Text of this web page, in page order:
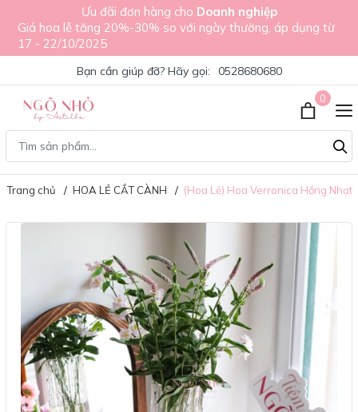
Ưu đãi đơn hàng cho Doanh nghiệp
Giá hoa lễ tăng 20%-30% so với ngày thường, áp dụng từ
17 - 22/10/2025
Bạn cần giúp đỡ? Hãy gọi: 0528680680
0
Trang chủ HOA LẺ CẮT CÀNH (Hoa Lẻ) Hoa Verronica Hồng Nhạt